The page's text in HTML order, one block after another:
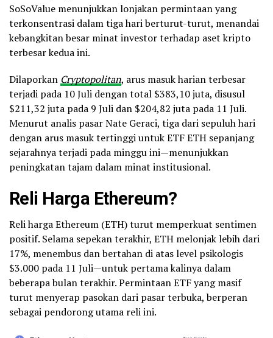
SoSoValue menunjukkan lonjakan permintaan yang
terkonsentrasi dalam tiga hari berturut-turut, menandai
kebangkitan besar minat investor terhadap aset kripto
terbesar kedua ini.
Dilaporkan Cryptopolitan, arus masuk harian terbesar
terjadi pada 10 Juli dengan total $383,10 juta, disusul
$211,32 juta pada 9 Juli dan $204,82 juta pada 11 Juli.
Menurut analis pasar Nate Geraci, tiga dari sepuluh hari
dengan arus masuk tertinggi untuk ETF ETH sepanjang
sejarahnya terjadi pada minggu ini—menunjukkan
peningkatan tajam dalam minat institusional.
Reli Harga Ethereum?
Reli harga Ethereum (ETH) turut memperkuat sentimen
positif. Selama sepekan terakhir, ETH melonjak lebih dari
17%, menembus dan bertahan di atas level psikologis
$3.000 pada 11 Juli—untuk pertama kalinya dalam
beberapa bulan terakhir. Permintaan ETF yang masif
turut menyerap pasokan dari pasar terbuka, berperan
sebagai pendorong utama reli ini.